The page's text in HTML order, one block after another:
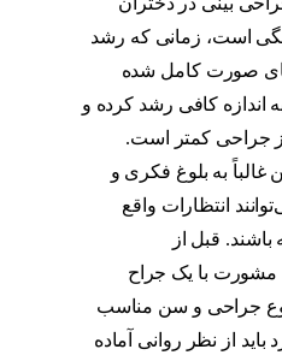
بین ۱۶ تا ۱۸ سالگی است، زمانی که رشد
صورت کامل شده
اندازه کافی رشد کرده و
جراحی کمتر است.
غالباً به بلوغ فکری و
انتظارات واقع
باشند. قبل از
با یک جراح
جراحی و سن مناسب
از نظر روانی آماده